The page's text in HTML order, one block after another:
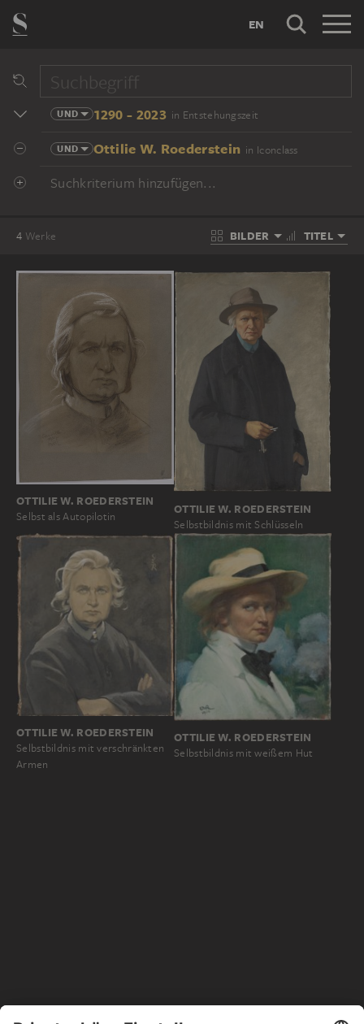
EN
UND 1290 - 2023 in Entstehungszeit
UND Ottilie W. Roederstein in Iconclass
Suchkriterium hinzufügen...
4 Werke BILDER TITEL
OTTILIE W. ROEDERSTEIN
Selbst als Autopilotin
OTTILIE W. ROEDERSTEIN
Selbstbildnis mit Schlüsseln
OTTILIE W. ROEDERSTEIN
Selbstbildnis mit verschränkten
Armen
OTTILIE W. ROEDERSTEIN
Selbstbildnis mit weißem Hut